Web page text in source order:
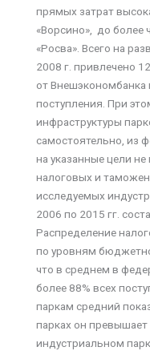
прямых затрат
«Ворсино», до более
«Росва». Всего на
2008 г. привлечено
от
поступления. При
инфраструктуры
самостоятельно, из
на указанные цели
налоговых и
исследуемых
2006 по 2015 гг.
Распределение
по уровням
что в среднем в
более 88% всех
паркам средний
парках он
индустриальном